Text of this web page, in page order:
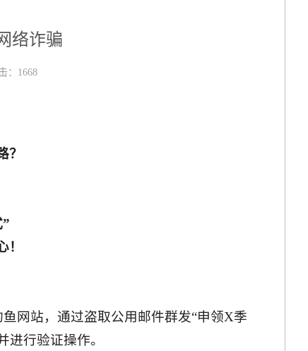
络诈骗
： 1668
？
！
网站，通过盗取公用邮件群发“申领X季
行验证操作。